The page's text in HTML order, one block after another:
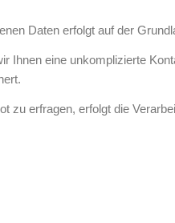
Daten erfolgt auf der
Ihnen eine unkomplizierte
zu erfragen, erfolgt die